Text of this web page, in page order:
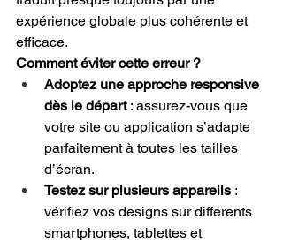
expérience globale plus cohérente et
efficace.
Comment éviter cette erreur ?
Adoptez une approche responsive
dès le départ : assurez-vous que
votre site ou application s’adapte
parfaitement à toutes les tailles
d’écran.
Testez sur plusieurs appareils :
vérifiez vos designs sur différents
smartphones, tablettes et